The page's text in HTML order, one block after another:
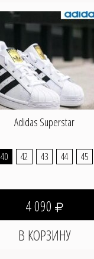
Adidas Superstar
40 42 43 44 45
4 090